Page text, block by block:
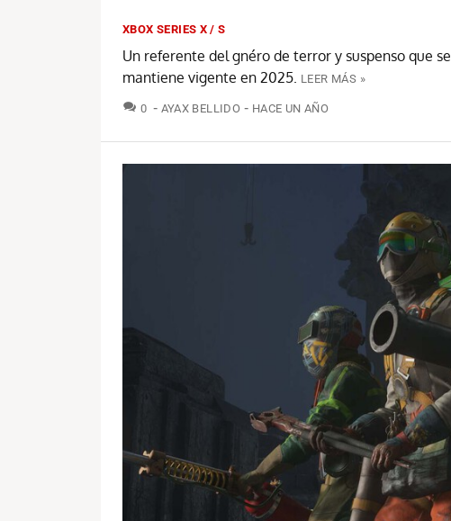
XBOX SERIES X / S
Un referente del gnéro de terror y suspenso que se
mantiene vigente en 2025. LEER MÁS »
0 COMENTARIOS
AYAX BELLIDO HACE UN AÑO